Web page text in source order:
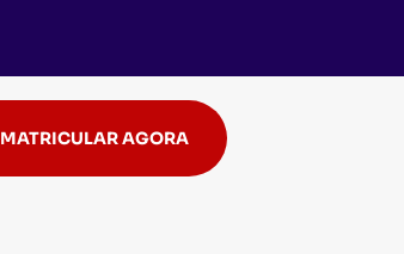
MATRICULAR AGORA